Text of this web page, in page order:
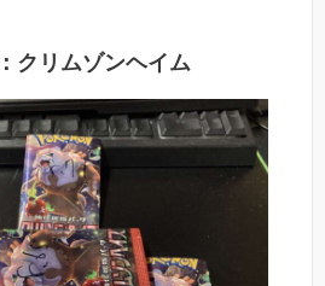
クリムゾンヘイム